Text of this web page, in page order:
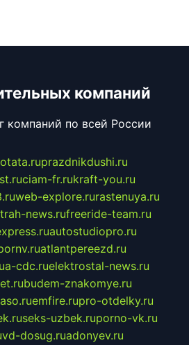
компаний
компаний по всей России
prazdnikdushi.ru
ciam-fr.rukraft-you.ru
web-explore.rurastenuya.ru
news.rufreeride-team.ru
autostudiopro.ru
atlantpereezd.ru
a-cdc.ruelektrostal-news.ru
budem-znakomye.ru
emfire.rupro-otdelky.ru
seks-uzbek.ruporno-vk.ru
vd-dosug.ruadonyev.ru